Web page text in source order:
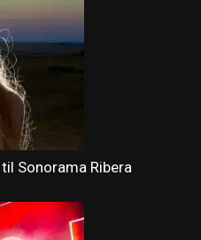
Sonorama Ribera